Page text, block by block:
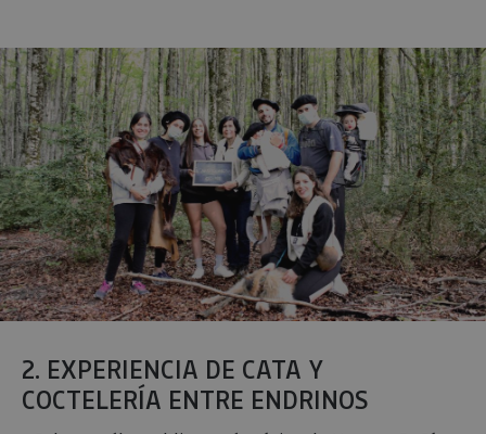
2. EXPERIENCIA DE CATA Y
COCTELERÍA ENTRE ENDRINOS